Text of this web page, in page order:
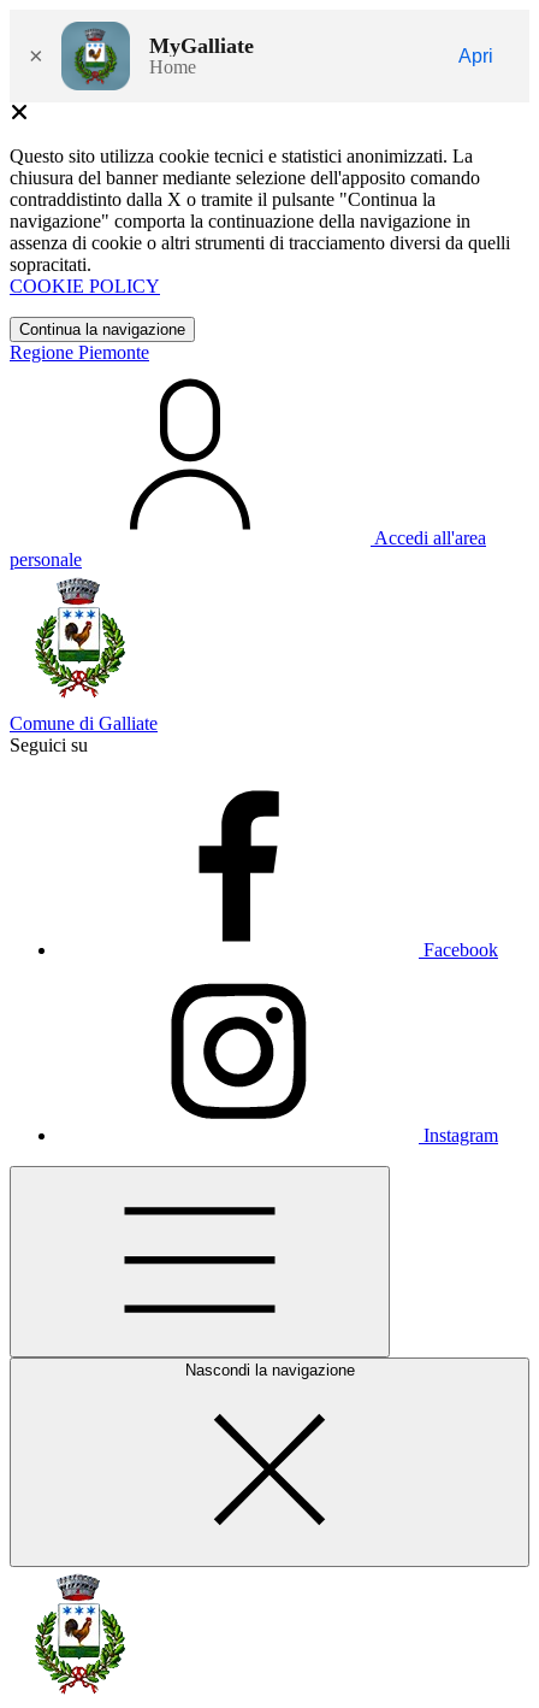
× MyGalliate
Home
Apri
Questo sito utilizza cookie tecnici e statistici anonimizzati. La
chiusura del banner mediante selezione dell'apposito comando
contraddistinto dalla X o tramite il pulsante "Continua la
navigazione" comporta la continuazione della navigazione in
assenza di cookie o altri strumenti di tracciamento diversi da quelli
sopracitati.
COOKIE POLICY
Continua la navigazione
Regione Piemonte
Accedi all'area
personale
Comune di Galliate
Seguici su
Facebook
Instagram
Nascondi la navigazione